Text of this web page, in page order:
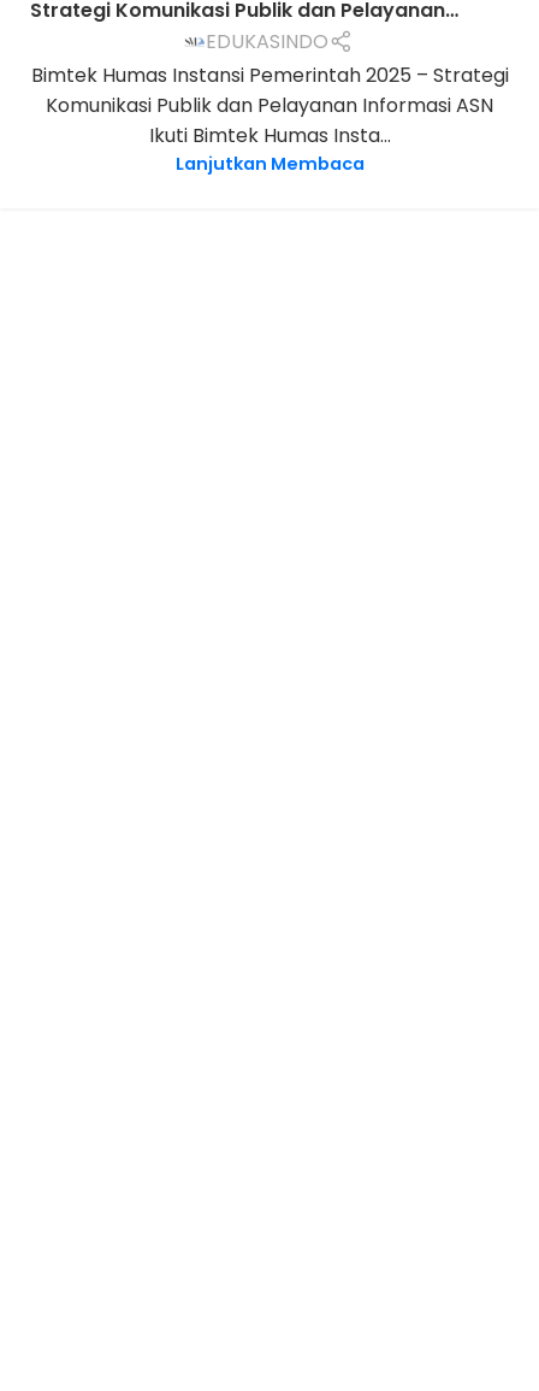
Strategi Komunikasi Publik dan Pelayanan
EDUKASINDO
Bimtek Humas Instansi Pemerintah 2025 – Strategi
Komunikasi Publik dan Pelayanan Informasi ASN
Ikuti Bimtek Humas Insta...
Lanjutkan Membaca